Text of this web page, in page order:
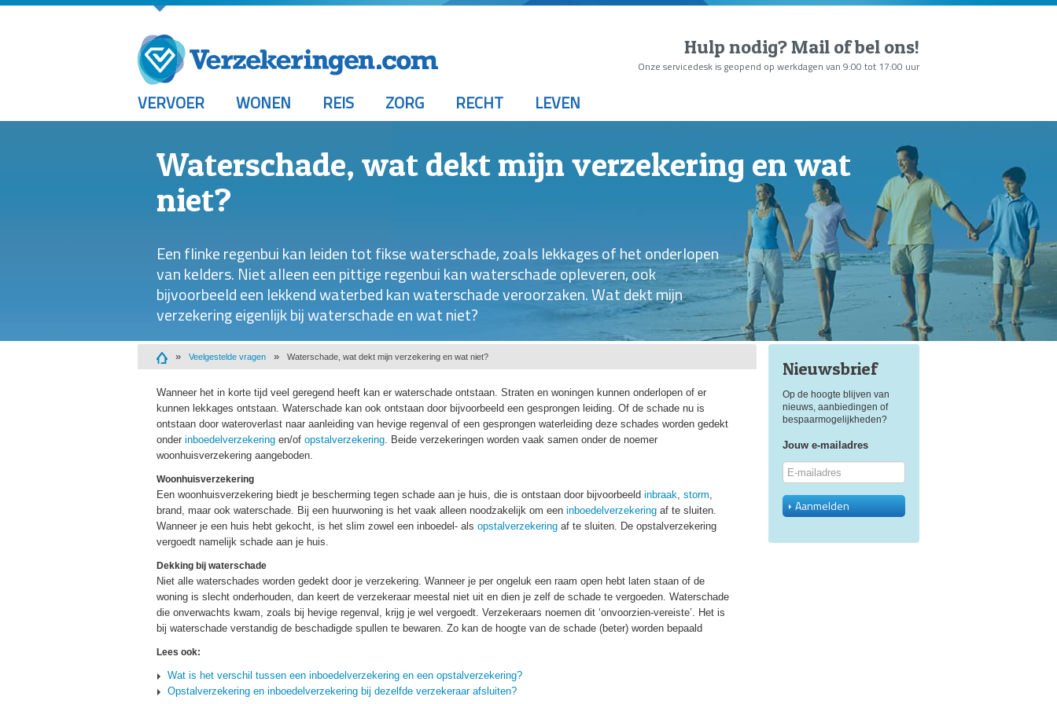
Hulp nodig?Mail of bel ons!
Onze servicedesk is geopend op werkdagen van 9:00 tot 17:00 uur
VERVOER WONEN REIS ZORG RECHT LEVEN
Waterschade, wat dekt mijn verzekering en wat
niet?
Een flinke regenbui kan leiden tot fikse waterschade, zoals lekkages of het onderlopen
van kelders. Niet alleen een pittige regenbui kan waterschade opleveren, ook
bijvoorbeeld een lekkend waterbed kan waterschade veroorzaken. Wat dekt mijn
verzekering eigenlijk bij waterschade en wat niet?
Veelgestelde vragen Waterschade, wat dekt mijn verzekering en wat niet?
Wanneer het in korte tijd veel geregend heeft kan er waterschade ontstaan. Straten en woningen kunnen onderlopen of er
kunnen lekkages ontstaan. Waterschade kan ook ontstaan door bijvoorbeeld een gesprongen leiding. Of de schade nu is
ontstaan door wateroverlast naar aanleiding van hevige regenval of een gesprongen waterleiding deze schades worden gedekt
onder inboedelverzekering en/of opstalverzekering. Beide verzekeringen worden vaak samen onder de noemer
woonhuisverzekering aangeboden.
Woonhuisverzekering
Een woonhuisverzekering biedt je bescherming tegen schade aan je huis, die is ontstaan door bijvoorbeeld inbraak, storm,
brand, maar ook waterschade. Bij een huurwoning is het vaak alleen noodzakelijk om een inboedelverzekering af te sluiten.
Wanneer je een huis hebt gekocht, is het slim zowel een inboedel- als opstalverzekering af te sluiten. De opstalverzekering
vergoedt namelijk schade aan je huis.
Dekking bij waterschade
Niet alle waterschades worden gedekt door je verzekering. Wanneer je per ongeluk een raam open hebt laten staan of de
woning is slecht onderhouden, dan keert de verzekeraar meestal niet uit en dien je zelf de schade te vergoeden. Waterschade
die onverwachts kwam, zoals bij hevige regenval, krijg je wel vergoedt. Verzekeraars noemen dit ‘onvoorzien-vereiste’. Het is
bij waterschade verstandig de beschadigde spullen te bewaren. Zo kan de hoogte van de schade (beter) worden bepaald
Lees ook:
Wat is het verschil tussen een inboedelverzekering en een opstalverzekering?
Opstalverzekering en inboedelverzekering bij dezelfde verzekeraar afsluiten?
Nieuwsbrief
Op de hoogte blijven van
nieuws, aanbiedingen of
bespaarmogelijkheden?
Jouw e-mailadres
Aanmelden